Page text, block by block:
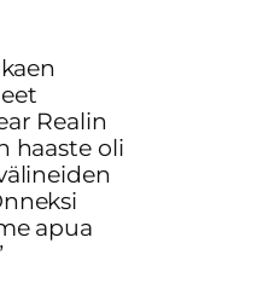
Realin
haaste oli
apua